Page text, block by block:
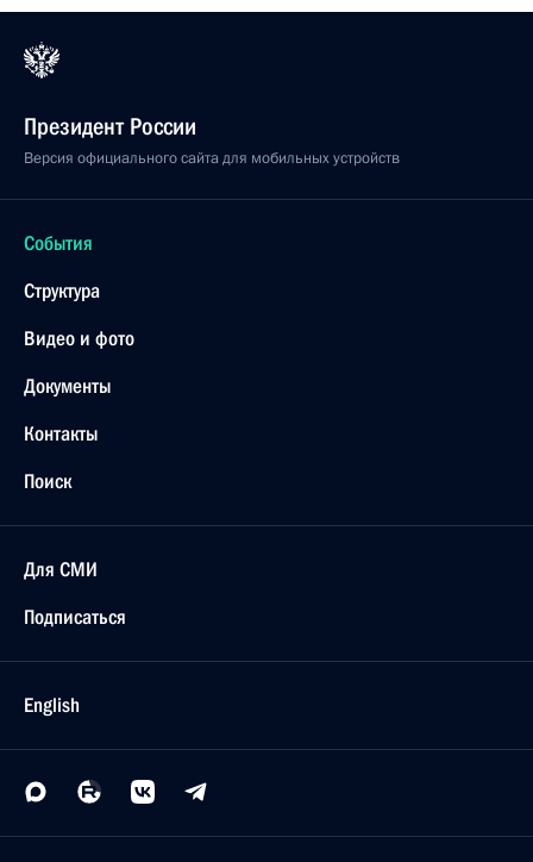
Президент России
Версия официального сайта для мобильных устройств
События
Структура
Видео и фото
Документы
Контакты
Поиск
Для СМИ
Подписаться
English